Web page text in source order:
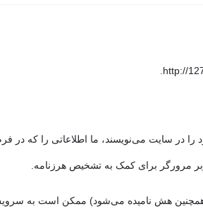
را در سایت می‌نویسند، ما اطلاعاتی را که در